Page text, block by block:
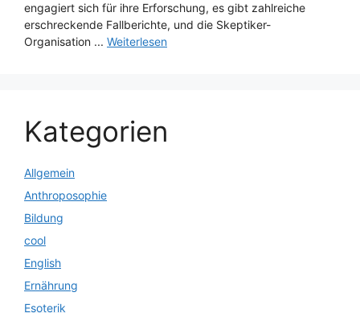
engagiert sich für ihre Erforschung, es gibt zahlreiche
erschreckende Fallberichte, und die Skeptiker-
Organisation ... Weiterlesen
Kategorien
Allgemein
Anthroposophie
Bildung
cool
English
Ernährung
Esoterik